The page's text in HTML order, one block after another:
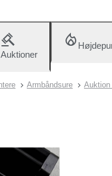
Auktioner
Armbåndsure Auktion